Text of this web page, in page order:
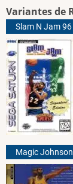
Variantes de
Slam N Jam
Magic